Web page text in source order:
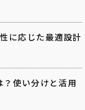
に応じた最適設計
？使い分けと活用